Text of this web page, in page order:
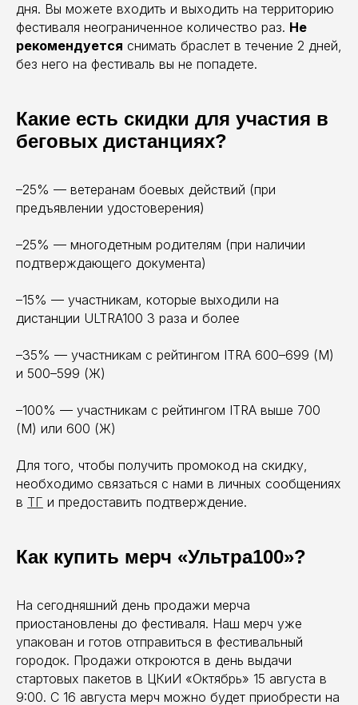
дня. Вы можете входить и выходить на территорию
фестиваля неограниченное количество раз. Не
рекомендуется снимать браслет в течение 2 дней,
без него на фестиваль вы не попадете.
Какие есть скидки для участия в
беговых дистанциях?
–25% — ветеранам боевых действий (при
предъявлении удостоверения)
–25% — многодетным родителям (при наличии
подтверждающего документа)
–15% — участникам, которые выходили на
дистанции ULTRA100 3 раза и более
–35% — участникам с рейтингом ITRA 600–699 (М)
и 500–599 (Ж)
–100% — участникам с рейтингом ITRA выше 700
(М) или 600 (Ж)
Для того, чтобы получить промокод на скидку,
необходимо связаться с нами в личных сообщениях
в ТГ и предоставить подтверждение.
Как купить мерч «Ультра100»?
На сегодняшний день продажи мерча
приостановлены до фестиваля. Наш мерч уже
упакован и готов отправиться в фестивальный
городок. Продажи откроются в день выдачи
стартовых пакетов в ЦКиИ «Октябрь» 15 августа в
9:00. С 16 августа мерч можно будет приобрести на